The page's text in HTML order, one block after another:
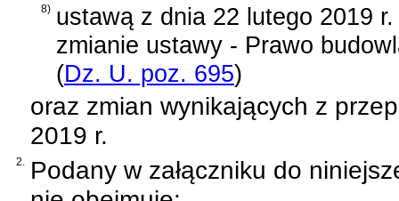
8) ustawą z dnia 22 lutego 2019
zmianie ustawy - Prawo
(Dz. U. poz. 695)
oraz zmian wynikających z
2019 r.
2.
Podany w załączniku do